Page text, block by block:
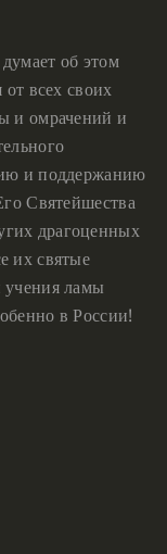
об этом
всех своих
и омрачений и
и поддержанию
Святейшества
драгоценных
их святые
учения ламы
в России!